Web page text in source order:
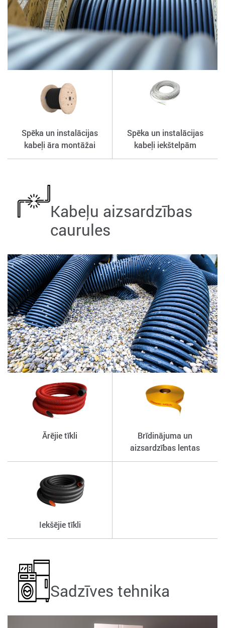
Spēka un instalācijas
kabeļi āra montāžai
Spēka un instalācijas
kabeļi iekštelpām
Kabeļu aizsardzības
caurules
Ārējie tīkli
Brīdinājuma un
aizsardzības lentas
Iekšējie tīkli
Sadzīves tehnika